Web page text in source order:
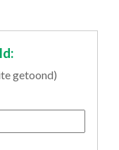
getoond)